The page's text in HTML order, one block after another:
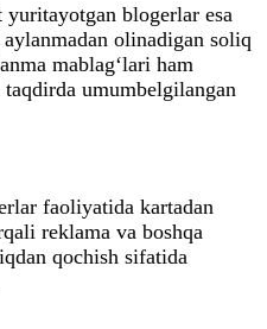
blogerlar esa
olinadigan soliq
mablag‘lari ham
umumbelgilangan
faoliyatida kartadan
reklama va boshqa
qochish sifatida